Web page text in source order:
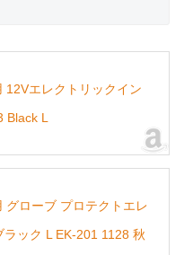
12Vエレクトリックイン
Black L
グローブ プロテクトエレ
ック L EK-201 1128 秋